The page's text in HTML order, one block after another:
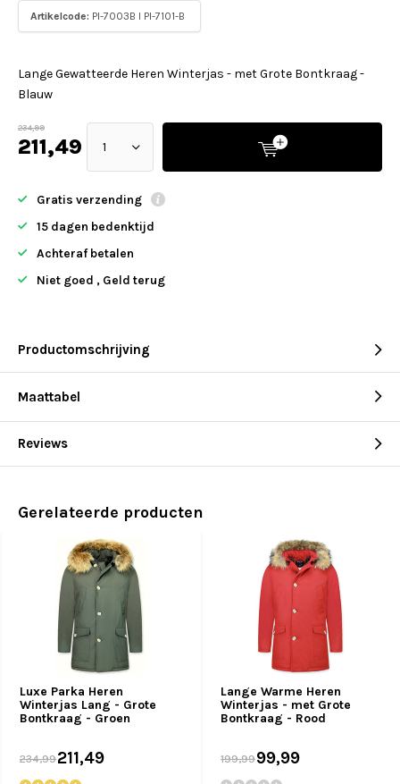
Artikelcode: PI-7003B I PI-7101-B
Lange Gewatteerde Heren Winterjas - met Grote Bontkraag -
Blauw
234,99
211,49
Gratis verzending
15 dagen bedenktijd
Achteraf betalen
Niet goed , Geld terug
Productomschrijving
Maattabel
Reviews
Gerelateerde producten
Luxe Parka Heren
Winterjas Lang - Grote
Bontkraag - Groen
234,99211,49
Lange Warme Heren
Winterjas - met Grote
Bontkraag - Rood
199,9999,99